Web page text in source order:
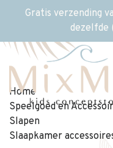
Gratis verzending
dezelfde
Home
Speelgoed en
Slapen
Slaapkamer